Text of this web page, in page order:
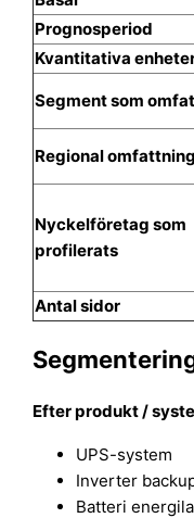
Prognosperiod
Kvantitativa
Segment som
Regional omfattning
Nyckelföretag som
profilerats
Antal sidor
Efter produkt /
UPS-system
Inverter
Batteri